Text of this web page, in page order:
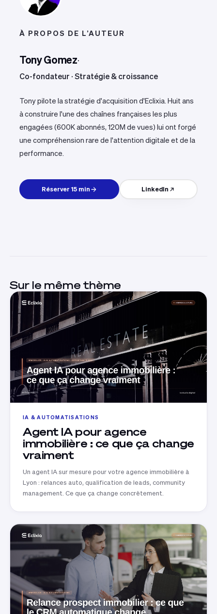
À PROPOS DE L’AUTEUR
Tony Gomez·
Co-fondateur · Stratégie & croissance
Tony pilote la stratégie d'acquisition d'Eclixia. Huit ans
à construire l'une des chaînes françaises les plus
engagées (600K abonnés, 120M de vues) lui ont forgé
une compréhension rare de l'attention digitale et de la
performance.
Réserver 15 min LinkedIn
Sur le même thème
IA & AUTOMATISATIONS
Agent IA pour agence
immobilière : ce que ça change
vraiment
Un agent IA sur mesure pour votre agence immobilière à
Lyon : relances auto, qualification de leads, community
management. Ce que ça change concrètement.